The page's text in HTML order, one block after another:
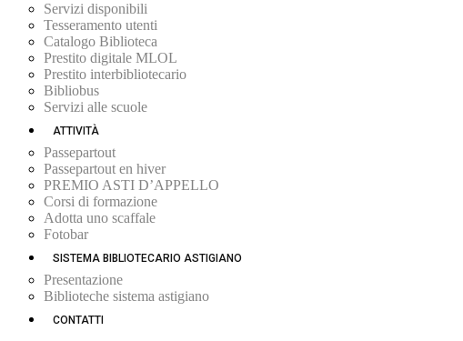
Servizi disponibili
Tesseramento utenti
Catalogo Biblioteca
Prestito digitale MLOL
Prestito interbibliotecario
Bibliobus
Servizi alle scuole
ATTIVITÀ
Passepartout
Passepartout en hiver
PREMIO ASTI D’APPELLO
Corsi di formazione
Adotta uno scaffale
Fotobar
SISTEMA BIBLIOTECARIO ASTIGIANO
Presentazione
Biblioteche sistema astigiano
CONTATTI